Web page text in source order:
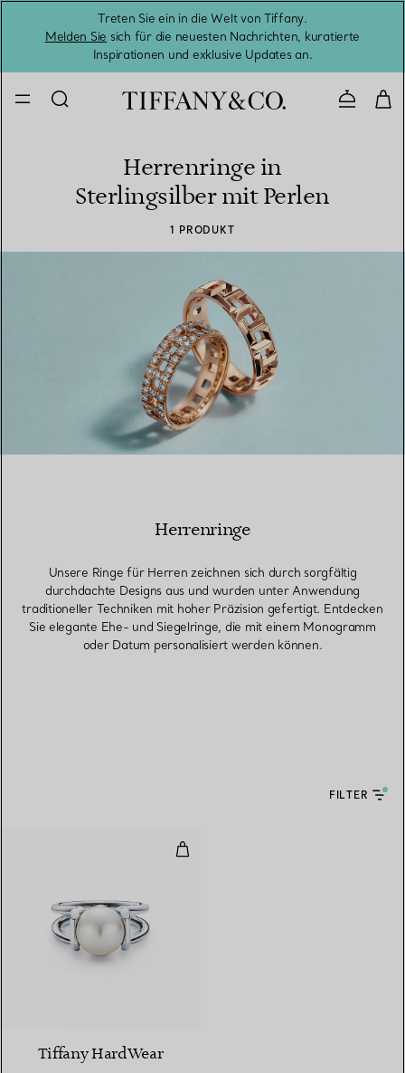
Treten Sie ein in die Welt von Tiffany.
Melden Sie sich für die neuesten Nachrichten, kuratierte
Inspirationen und exklusive Updates an.
Herrenringe in
Sterlingsilber mit Perlen
1 PRODUKT
Herrenringe
Unsere Ringe für Herren zeichnen sich durch sorgfältig
durchdachte Designs aus und wurden unter Anwendung
traditioneller Techniken mit hoher Präzision gefertigt. Entdecken
Sie elegante Ehe- und Siegelringe, die mit einem Monogramm
oder Datum personalisiert werden können.
FILTER
Ring mit Süßwasserperle in
Tiffany HardWear